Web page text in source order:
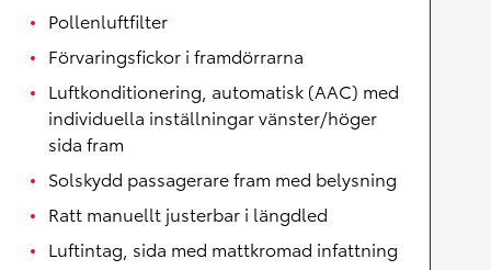
Pollenluftfilter
Förvaringsfickor i framdörrarna
Luftkonditionering, automatisk (AAC) med
individuella inställningar vänster/höger
sida fram
Solskydd passagerare fram med belysning
Ratt manuellt justerbar i längdled
Luftintag, sida med mattkromad infattning